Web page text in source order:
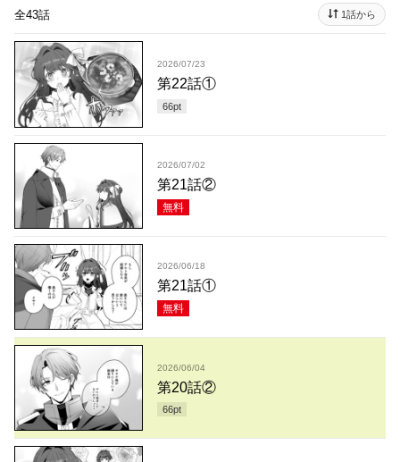
全43話 1話から
2026/07/23
第22話①
66pt
2026/07/02
第21話②
無料
2026/06/18
第21話①
無料
2026/06/04
第20話②
66pt